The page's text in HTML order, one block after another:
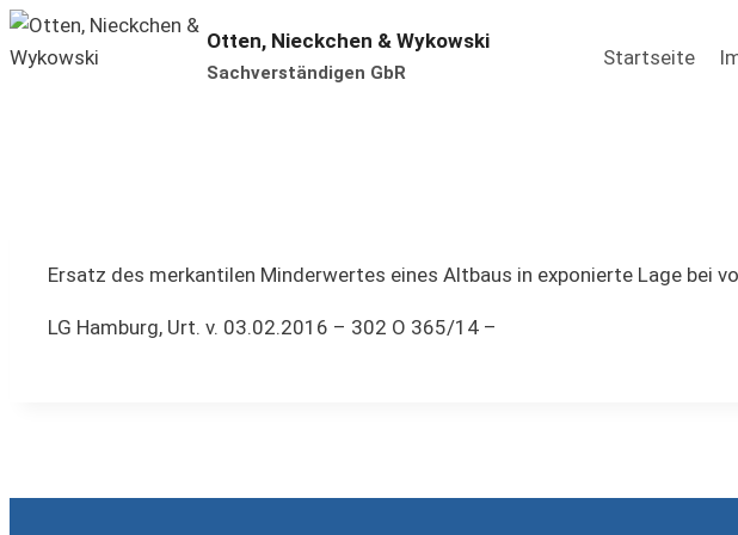
Zum
Inhalt
Otten, Nieckchen & Wykowski
Sachverständigen GbR
Startseite
Ersatz des merkantilen Minderwertes eines Altbaus in exponierte Lage bei
LG Hamburg, Urt. v. 03.02.2016 – 302 O 365/14 –